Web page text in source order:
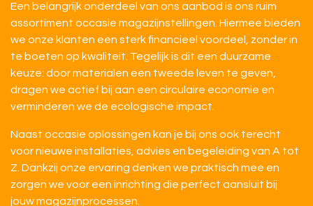
Een belangrijk onderdeel van ons aanbod is ons ruim
assortiment occasie magazijnstellingen. Hiermee bieden
we onze klanten een sterk financieel voordeel, zonder in
te boeten op kwaliteit. Tegelijk is dit een duurzame
keuze: door materialen een tweede leven te geven,
dragen we actief bij aan een circulaire economie en
verminderen we de ecologische impact.
Naast occasie oplossingen kan je bij ons ook terecht
voor nieuwe installaties, advies en begeleiding van A tot
Z. Dankzij onze ervaring denken we praktisch mee en
zorgen we voor een inrichting die perfect aansluit bij
jouw magazijnprocessen.